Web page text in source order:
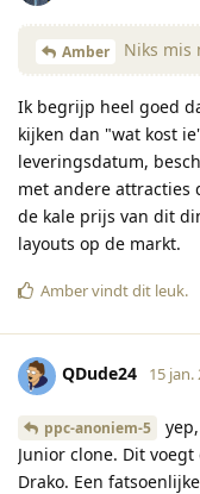
Amber Niks mis
Ik begrijp heel goed
kijken dan "wat kost
leveringsdatum,
met andere attracties
de kale prijs van dit
layouts op de markt.
Ambervindt dit leuk.
QDude24 15 jan.
ppc-anoniem-5
Junior clone. Dit
Drako. Een